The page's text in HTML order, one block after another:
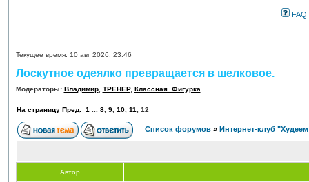
FAQ
Текущее время: 10 авг 2026, 23:46
Лоскутное одеялко превращается в шелковое.
Модераторы: Владимир, ТРЕНЕР, Классная_Фигурка
На страницу Пред. 1 8, 9, 10, 11 12
Список форумов» Интернет-клуб
Автор